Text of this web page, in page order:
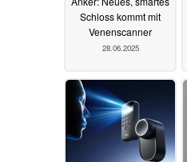
Schloss kommt mit
Venenscanner
28.06.2025